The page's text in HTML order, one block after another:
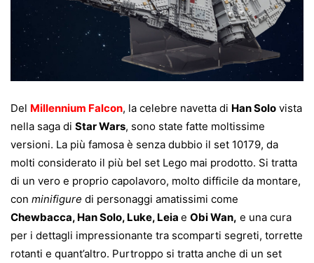
Del Millennium Falcon, la celebre navetta di Han Solo vista
nella saga di Star Wars, sono state fatte moltissime
versioni. La più famosa è senza dubbio il set 10179, da
molti considerato il più bel set Lego mai prodotto. Si tratta
di un vero e proprio capolavoro, molto difficile da montare,
con minifigure di personaggi amatissimi come
Chewbacca, Han Solo, Luke, Leia e Obi Wan, e una cura
per i dettagli impressionante tra scomparti segreti, torrette
rotanti e quant’altro. Purtroppo si tratta anche di un set